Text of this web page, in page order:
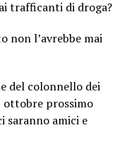
trafficanti di droga?
non l’avrebbe mai
del colonnello dei
ottobre prossimo
saranno amici e